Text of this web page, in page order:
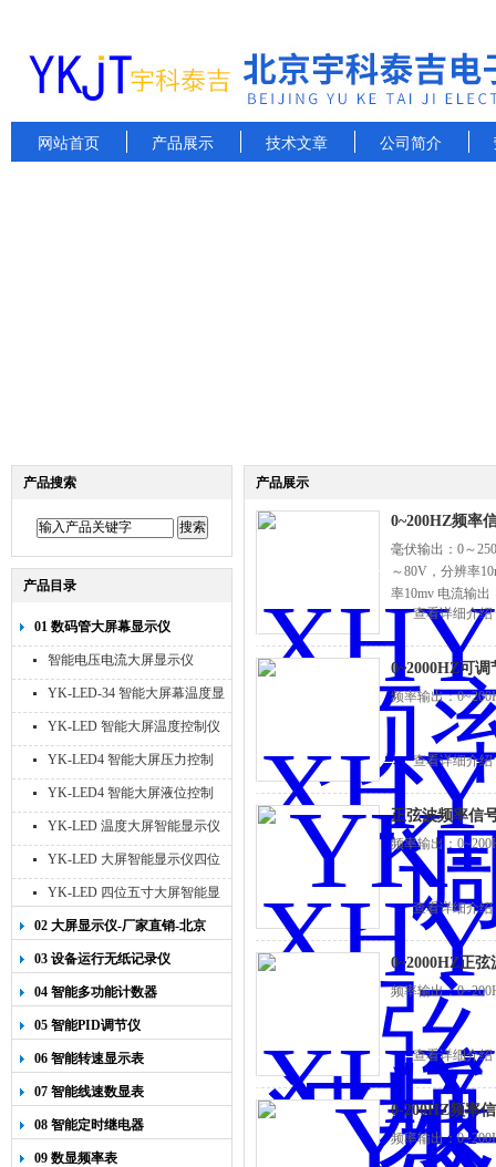
网站首页 产品展示 技术文章 公司简介
产品搜索
产品目录
01 数码管大屏幕显示仪
智能电压电流大屏显示仪
YK-LED-34 智能大屏幕温度显
示仪
YK-LED 智能大屏温度控制仪
YK-LED4 智能大屏压力控制
仪
YK-LED4 智能大屏液位控制
仪
YK-LED 温度大屏智能显示仪
四位十寸
YK-LED 大屏智能显示仪四位
八寸
YK-LED 四位五寸大屏智能显
示仪
02 大屏显示仪-厂家直销-北京
宇科泰吉
03 设备运行无纸记录仪
04 智能多功能计数器
05 智能PID调节仪
06 智能转速显示表
07 智能线速数显表
08 智能定时继电器
09 数显频率表
产品展示
0~200HZ频率
毫伏输出：0～
～80V，分辨率
率10mv 电流输出
查看详细介绍
0~2000HZ可
频率输出：
查看详细介绍
正弦波频率信
频率输出：
查看详细介绍
0~2000HZ正
频率输出：
查看详细介绍
0-200HZ频率
频率输出：